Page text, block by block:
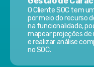
O Cliente SOC tem
por meio do recurso
na funcionalidade,
mapear projeções
e realizar análise
no SOC.